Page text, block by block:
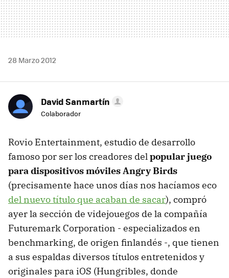
28 Marzo 2012
David Sanmartín
Colaborador
Rovio Entertainment, estudio de desarrollo
famoso por ser los creadores delpopular juego
para dispositivos móviles Angry Birds
(precisamente hace unos días nos hacíamos eco
del nuevo título que acaban de sacar), compró
ayer la sección de videjouegos de la compañía
Futuremark Corporation - especializados en
benchmarking, de origen finlandés -, que tienen
a sus espaldas diversos títulos entretenidos y
originales para iOS (Hungribles, donde